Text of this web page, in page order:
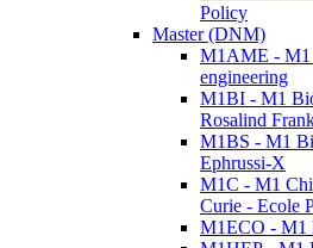
Policy
Master (DNM)
M1AME - M1
engineering
M1BI - M1
Rosalind
M1BS - M1
Ephrussi-X
M1C - M1
Curie - Ecole
M1ECO - M1